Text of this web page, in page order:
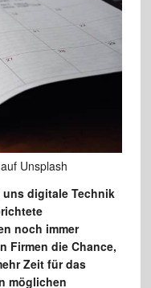
Unsplash
uns digitale Technik
noch immer
Firmen die Chance,
Zeit für das
möglichen